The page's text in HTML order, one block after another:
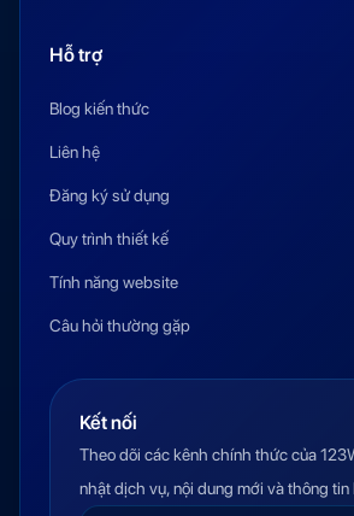
Hỗ trợ
Blog kiến thức
Liên hệ
Đăng ký sử dụng
Quy trình thiết kế
Tính năng website
Câu hỏi thường gặp
Kết nối
Theo dõi các kênh chính thức của
nhật dịch vụ, nội dung mới và thông tin